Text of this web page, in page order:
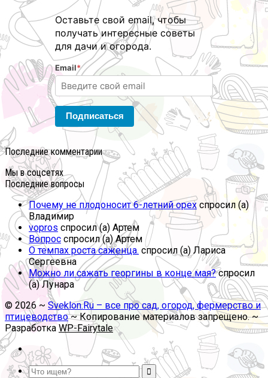
Оставьте свой email, чтобы
получать интересные советы
для дачи и огорода.
Email*
Подписаться
Последние комментарии
Мы в соцсетях
Последние вопросы
Почему не плодоносит 6-летний орех спросил (а)
Владимир
vopros спросил (а) Артем
Вопрос спросил (а) Артем
О темпах роста саженца. спросил (а) Лариса
Сергеевна
Можно ли сажать георгины в конце мая?спросил
(а) Лунара
© 2026 ~ Sveklon.Ru – все про сад, огород, фермерство и
птицеводство~ Копирование материалов запрещено. ~
Разработка WP-Fairytale